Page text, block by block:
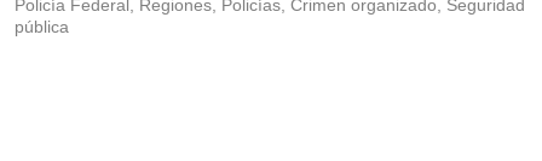
Policía Federal, Regiones, Policías, Crimen organizado, Seguridad
pública